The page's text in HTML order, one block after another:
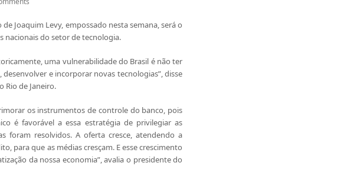
Joaquim Levy, empossado nesta semana, será o
nacionais do setor de tecnologia.
uma vulnerabilidade do Brasil é não ter
e incorporar novas tecnologias”, disse
Rio de Janeiro.
os instrumentos de controle do banco, pois
é favorável a essa estratégia de privilegiar as
foram resolvidos. A oferta cresce, atendendo a
para que as médias cresçam. E esse crescimento
da nossa economia”, avalia o presidente do